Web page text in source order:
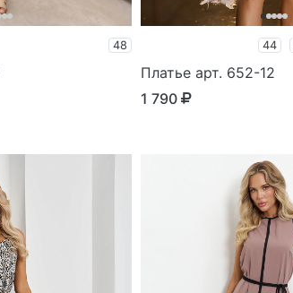
48 44
Платье арт. 652-12
1 790